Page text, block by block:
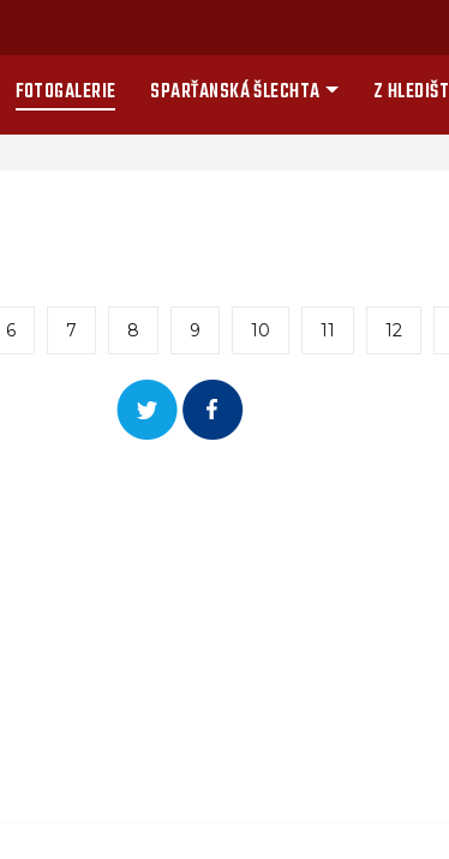
FOTOGALERIE SPARŤANSKÁ ŠLECHTA Z
6 7 8 9 10 11 12